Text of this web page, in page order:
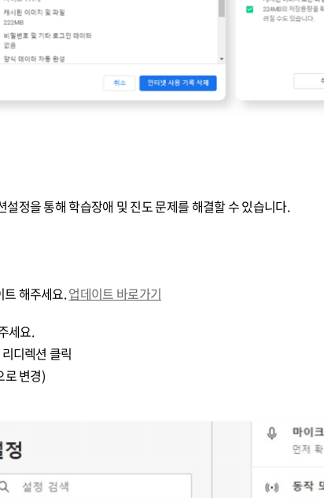
정을 통해 학습장애 및 진도 문제를 해결할 수 있습니다.
해주세요.업데이트 바로가기
세요.
디렉션 클릭
변경)